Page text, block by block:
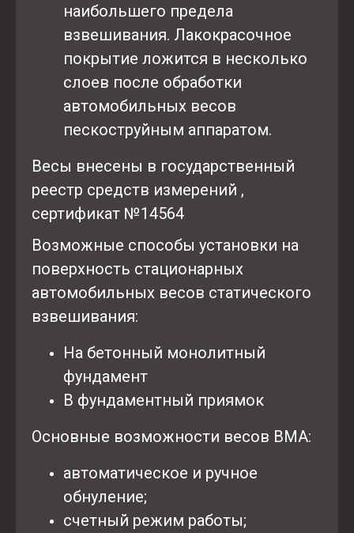
наибольшего предела
взвешивания. Лакокрасочное
покрытие ложится в несколько
слоев после обработки
автомобильных весов
пескоструйным аппаратом.
Весы внесены в государственный
реестр средств измерений ,
сертификат №14564
Возможные способы установки на
поверхность стационарных
автомобильных весов статического
взвешивания:
На бетонный монолитный
фундамент
В фундаментный приямок
Основные возможности весов ВМА:
автоматическое и ручное
обнуление;
счетный режим работы;